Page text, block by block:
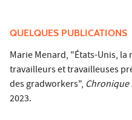
QUELQUES PUBLICATIONS
Marie Menard, "États-Unis,
travailleurs et travailleuses
des gradworkers", Chronique
2023.